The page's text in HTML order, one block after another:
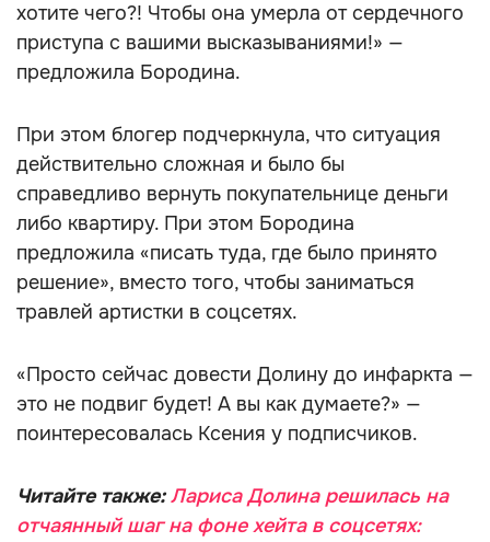
хотите чего?! Чтобы она умерла от сердечного
приступа с вашими высказываниями!» —
предложила Бородина.
При этом блогер подчеркнула, что ситуация
действительно сложная и было бы
справедливо вернуть покупательнице деньги
либо квартиру. При этом Бородина
предложила «писать туда, где было принято
решение», вместо того, чтобы заниматься
травлей артистки в соцсетях.
«Просто сейчас довести Долину до инфаркта —
это не подвиг будет! А вы как думаете?» —
поинтересовалась Ксения у подписчиков.
Читайте также:Лариса Долина решилась на
отчаянный шаг на фоне хейта в соцсетях: